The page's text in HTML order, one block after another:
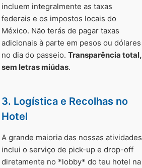
incluem integralmente as taxas
federais e os impostos locais do
México. Não terás de pagar taxas
adicionais à parte em pesos ou dólares
no dia do passeio.Transparência total,
sem letras miúdas.
3. Logística e Recolhas no
Hotel
A grande maioria das nossas atividades
inclui o serviço de pick-up e drop-off
diretamente no *lobby* do teu hotel na